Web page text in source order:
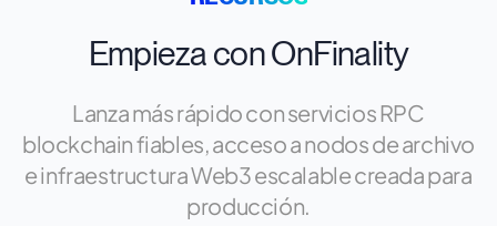
Empieza con OnFinality
Lanza más rápido con servicios RPC
blockchain fiables, acceso a nodos de archivo
e infraestructura Web3 escalable creada para
producción.